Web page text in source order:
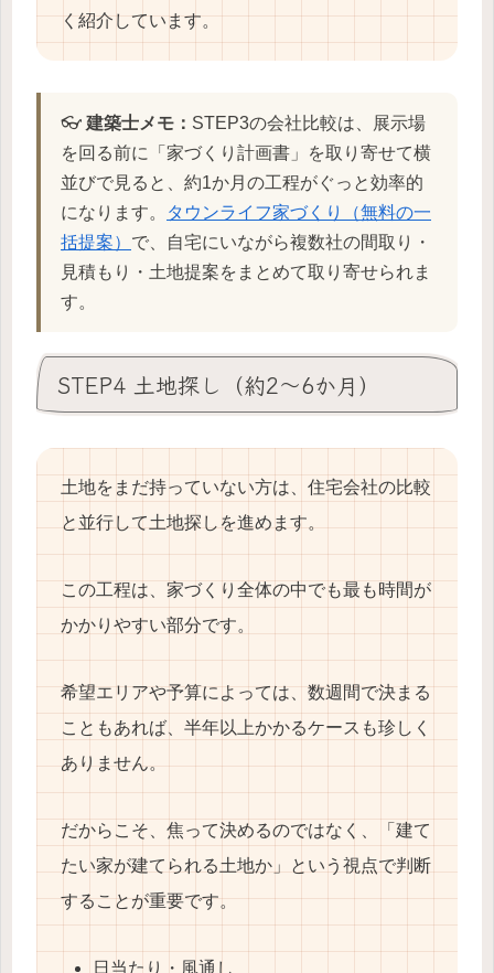
く紹介しています。
👓 建築士メモ： STEP3の会社比較は、展示場
を回る前に「家づくり計画書」を取り寄せて横
並びで見ると、約1か月の工程がぐっと効率的
になります。
タウンライフ家づくり（無料の一
括提案） で、自宅にいながら複数社の間取り・
見積もり・土地提案をまとめて取り寄せられま
す。
STEP4 土地探し（約2〜6か月）
土地をまだ持っていない方は、住宅会社の比較
と並行して土地探しを進めます。
この工程は、家づくり全体の中でも最も時間が
かかりやすい部分です。
希望エリアや予算によっては、数週間で決まる
こともあれば、半年以上かかるケースも珍しく
ありません。
だからこそ、焦って決めるのではなく、「建て
たい家が建てられる土地か」という視点で判断
することが重要です。
日当たり・風通し